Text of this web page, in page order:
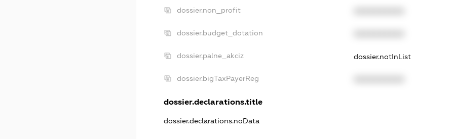
dossier.non_profit
dossier.budget_dotation
dossier.palne_akciz dossier.notInList
dossier.bigTaxPayerReg
dossier.declarations.title
dossier.declarations.noData